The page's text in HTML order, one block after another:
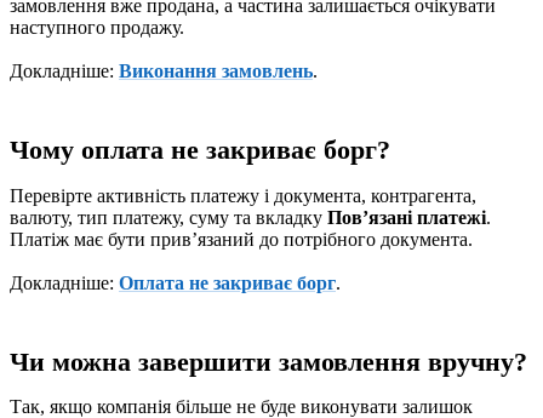
замовлення вже продана, а частина залишається очікувати
наступного продажу.
Докладніше: Виконання замовлень.
Чому оплата не закриває борг?
Перевірте активність платежу і документа, контрагента,
валюту, тип платежу, суму та вкладку Повʼязані платежі.
Платіж має бути привʼязаний до потрібного документа.
Докладніше: Оплата не закриває борг.
Чи можна завершити замовлення вручну?
Так, якщо компанія більше не буде виконувати залишок